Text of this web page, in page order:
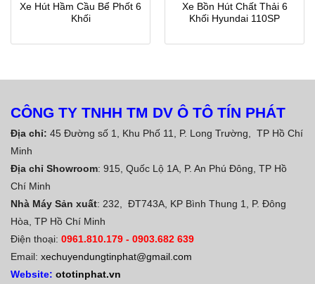
Xe Hút Hầm Cầu Bể Phốt 6
Khối
Xe Bồn Hút Chất Thải 6
Khối Hyundai 110SP
CÔNG TY TNHH TM DV Ô TÔ TÍN PHÁT
Địa chỉ: 45 Đường số 1, Khu Phố 11, P. Long Trường, TP Hồ Chí
Minh
Địa chỉ Showroom: 915, Quốc Lộ 1A, P. An Phú Đông, TP Hồ
Chí Minh
Nhà Máy Sản xuất: 232, ĐT743A, KP Bình Thung 1, P. Đông
Hòa, TP Hồ Chí Minh
Điện thoại: 0961.810.179 - 0903.682 639
Email: xechuyendungtinphat@gmail.com
Website: ototinphat.vn